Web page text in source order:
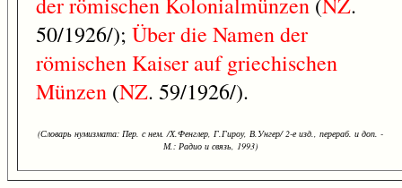
50/1926/); Überdie Namender
römischen Kaiser auf griechischen
Münzen (NZ. 59/1926/).
(Словарь нумизмата: Пер. с нем. /Х.Фенглер, Г.Гироу, В.Унгер/ 2-е изд., перераб. и доп. -
М.: Радио и связь, 1993)